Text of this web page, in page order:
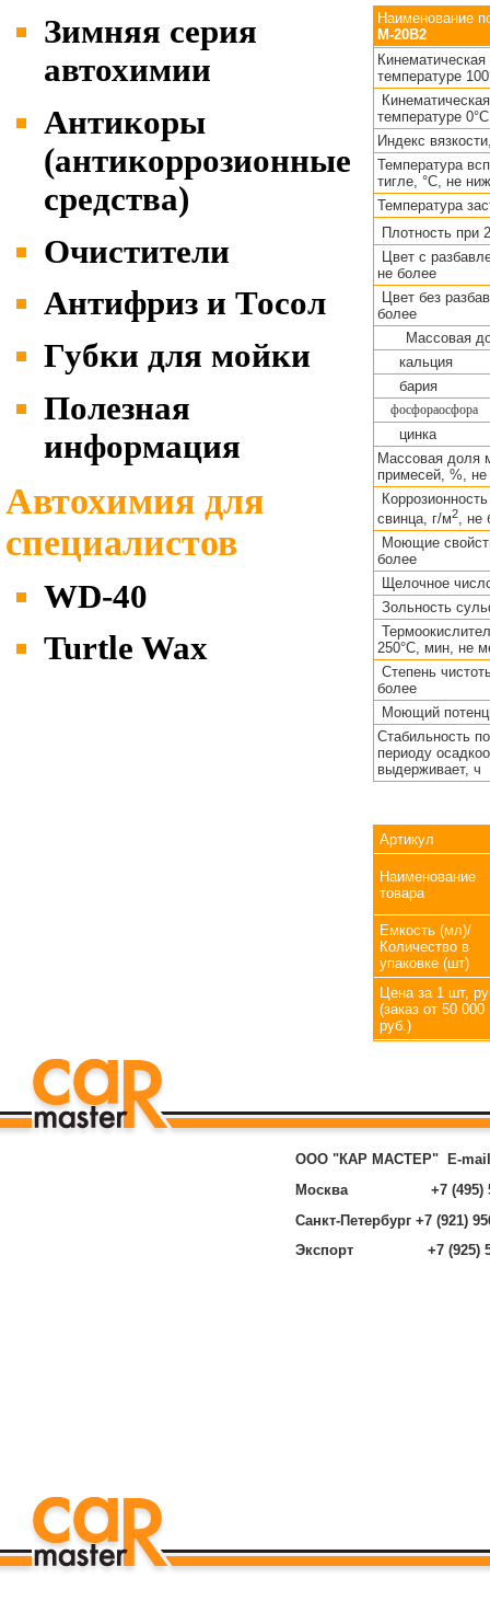
Зимняя серия
автохимии
Антикоры
(антикоррозионные
средства)
Очистители
Антифриз и Тосол
Губки для мойки
Полезная
информация
Автохимия для
специалистов
WD-40
Turtle Wax
Наименование
М-20В2
температуре
температуре 0°С
Индекс
Температура
тигле, °С, не
Температура
Плотность при
Цвет с
не более
Цвет без
более
Массовая
кальция
бария
фосфораосфора
цинка
Массовая доля
примесей, %,
свинца, г/м2, не
Моющие
более
Щелочное
Зольность
250°С, мин, не
Степень
более
Моющий
Стабильность
периоду
выдерживает, ч
Артикул
Наименование
товара
Емкость (мл)/
Количество в
упаковке (шт)
Цена за 1 шт,
(заказ от 50 000
руб.)
ООО "КАР МАСТЕР"
E-
Москва +7 (495)
Санкт-Петербург +7 (921)
Экспорт +7 (925)